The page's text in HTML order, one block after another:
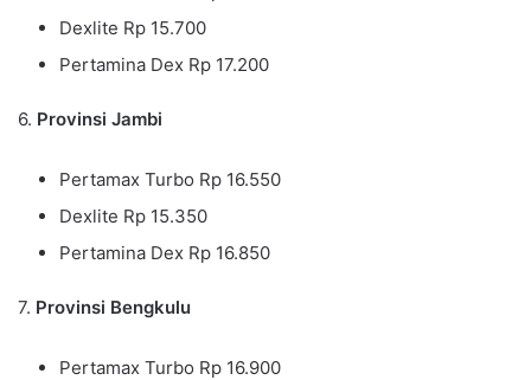
Dexlite Rp 15.700
Pertamina Dex Rp 17.200
6. Provinsi Jambi
Pertamax Turbo Rp 16.550
Dexlite Rp 15.350
Pertamina Dex Rp 16.850
7. Provinsi Bengkulu
Pertamax Turbo Rp 16.900